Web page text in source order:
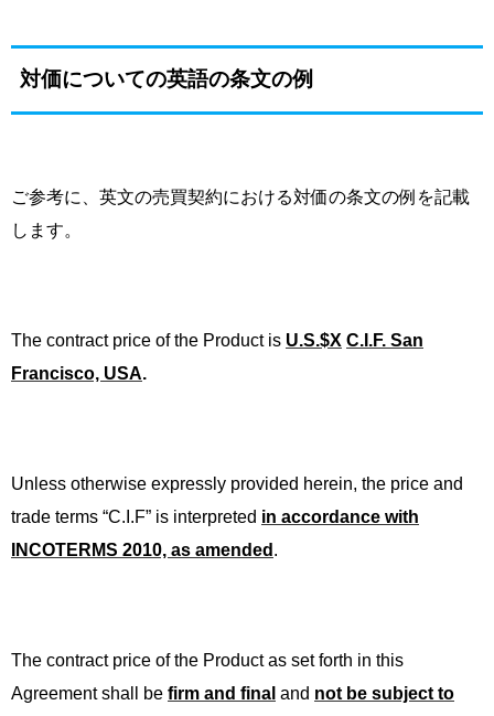
対価についての英語の条文の例
ご参考に、英文の売買契約における対価の条文の例を記載
します。
The contract price of the Product is U.S.$X C.I.F. San
Francisco, USA.
Unless otherwise expressly provided herein, the price and
trade terms “C.I.F” is interpreted in accordance with
INCOTERMS 2010, as amended .
The contract price of the Product as set forth in this
Agreement shall be firm and final and not be subject to